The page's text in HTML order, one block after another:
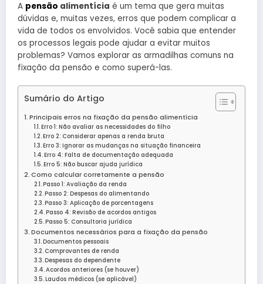
A pensão alimentícia é um tema que gera muitas
dúvidas e, muitas vezes, erros que podem complicar a
vida de todos os envolvidos. Você sabia que entender
os processos legais pode ajudar a evitar muitos
problemas? Vamos explorar as armadilhas comuns na
fixação da pensão e como superá-las.
Sumário do Artigo
Principais erros na fixação da pensão alimentícia
Erro 1: Não avaliar as necessidades do filho
Erro 2: Considerar apenas a renda bruta
Erro 3: Ignorar as mudanças na situação financeira
Erro 4: Falta de documentação adequada
Erro 5: Não buscar ajuda jurídica
Como calcular corretamente a pensão
Passo 1: Avaliação da renda
Passo 2: Despesas do alimentando
Passo 3: Aplicação de porcentagens
Passo 4: Revisão de acordos antigos
Passo 5: Consultoria jurídica
Documentos necessários para a fixação da pensão
Documentos pessoais
Comprovantes de renda
Despesas do dependente
Acordos anteriores (se houver)
Laudos médicos (se aplicável)